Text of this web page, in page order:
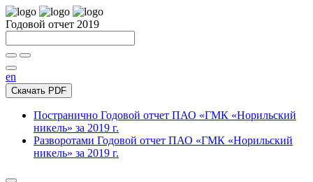
Годовой отчет 2019
en
Скачать PDF
Постранично Годовой отчет ПАО «ГМК «Норильский
никель» за 2019 г.
Разворотами Годовой отчет ПАО «ГМК «Норильский
никель» за 2019 г.